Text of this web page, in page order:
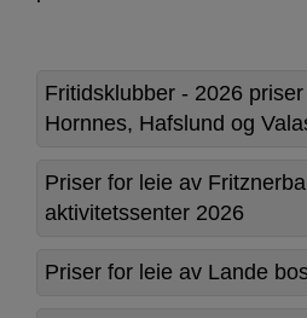
Fritidsklubber - 2026
Hornnes, Hafslund og
Priser for leie av
aktivitetssenter 2026
Priser for leie av Lande